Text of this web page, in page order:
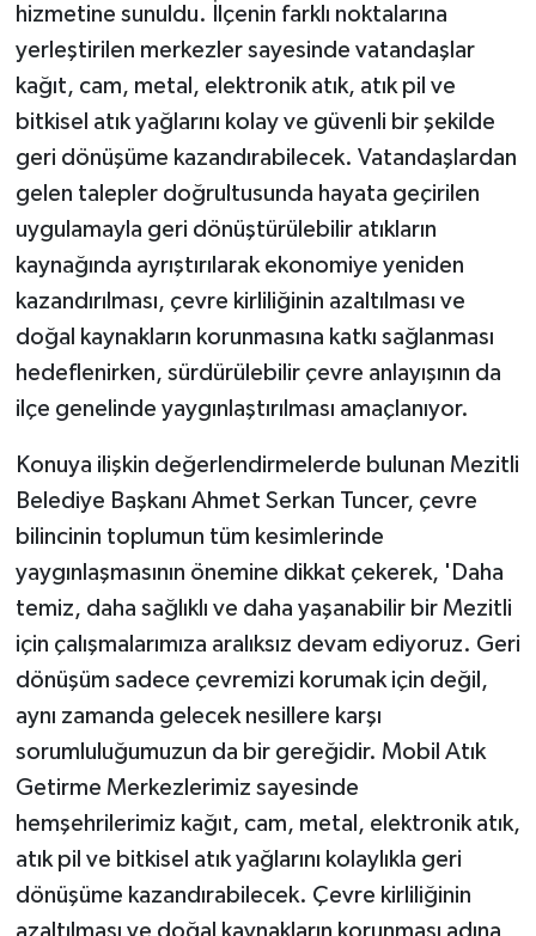
hizmetine sunuldu. İlçenin farklı noktalarına
yerleştirilen merkezler sayesinde vatandaşlar
kağıt, cam, metal, elektronik atık, atık pil ve
bitkisel atık yağlarını kolay ve güvenli bir şekilde
geri dönüşüme kazandırabilecek. Vatandaşlardan
gelen talepler doğrultusunda hayata geçirilen
uygulamayla geri dönüştürülebilir atıkların
kaynağında ayrıştırılarak ekonomiye yeniden
kazandırılması, çevre kirliliğinin azaltılması ve
doğal kaynakların korunmasına katkı sağlanması
hedeflenirken, sürdürülebilir çevre anlayışının da
ilçe genelinde yaygınlaştırılması amaçlanıyor.
Konuya ilişkin değerlendirmelerde bulunan Mezitli
Belediye Başkanı Ahmet Serkan Tuncer, çevre
bilincinin toplumun tüm kesimlerinde
yaygınlaşmasının önemine dikkat çekerek, 'Daha
temiz, daha sağlıklı ve daha yaşanabilir bir Mezitli
için çalışmalarımıza aralıksız devam ediyoruz. Geri
dönüşüm sadece çevremizi korumak için değil,
aynı zamanda gelecek nesillere karşı
sorumluluğumuzun da bir gereğidir. Mobil Atık
Getirme Merkezlerimiz sayesinde
hemşehrilerimiz kağıt, cam, metal, elektronik atık,
atık pil ve bitkisel atık yağlarını kolaylıkla geri
dönüşüme kazandırabilecek. Çevre kirliliğinin
azaltılması ve doğal kaynakların korunması adına